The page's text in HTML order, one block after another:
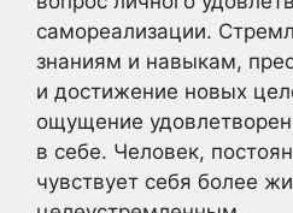
самореализации.
знаниям и навыкам,
и достижение новых
ощущение
в себе. Человек,
чувствует себя более